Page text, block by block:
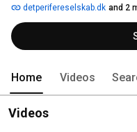
detperifereselskab.dk and 2
Home Videos
Videos